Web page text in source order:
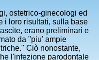
ostetrico-ginecologi ed
i loro risultati, sulla base
erano preliminari e
da "piu’ ampie
Ciò nonostante,
l'infezione parodontale